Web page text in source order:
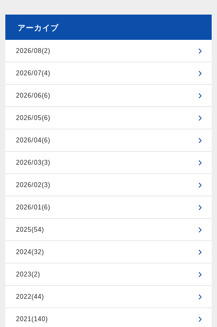
アーカイブ
2026/08(2)
2026/07(4)
2026/06(6)
2026/05(6)
2026/04(6)
2026/03(3)
2026/02(3)
2026/01(6)
2025(54)
2024(32)
2023(2)
2022(44)
2021(140)